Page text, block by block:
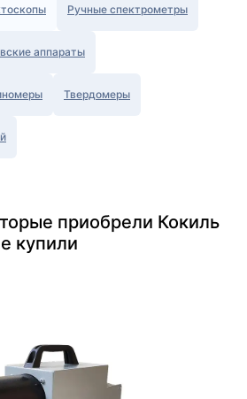
Ручные спектрометры
аппараты
Твердомеры
приобрели Кокиль
купили